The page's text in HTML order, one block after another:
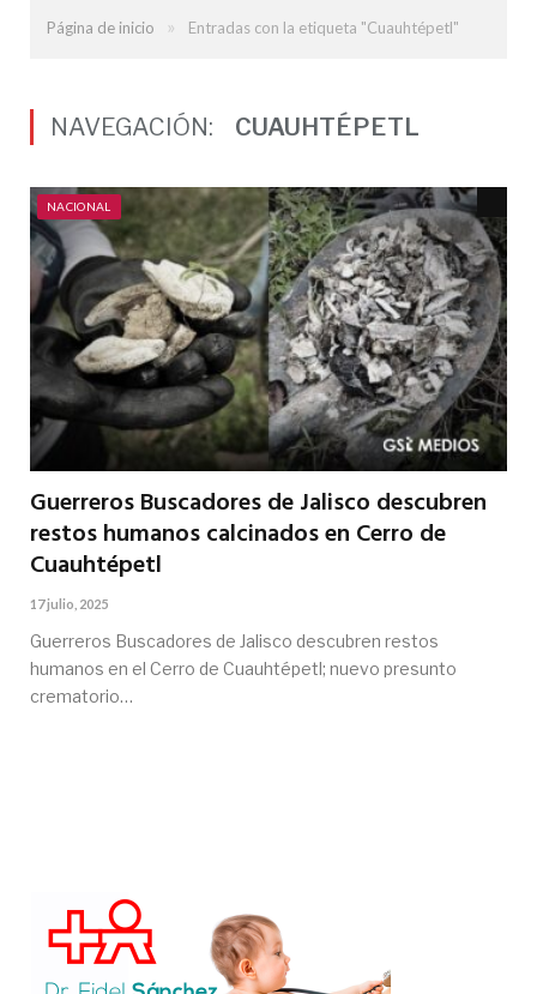
Página de inicio » Entradas con la etiqueta "Cuauhtépetl"
NAVEGACIÓN: CUAUHTÉPETL
NACIONAL
Guerreros Buscadores de Jalisco descubren
restos humanos calcinados en Cerro de
Cuauhtépetl
17 julio, 2025
Guerreros Buscadores de Jalisco descubren restos
humanos en el Cerro de Cuauhtépetl; nuevo presunto
crematorio…